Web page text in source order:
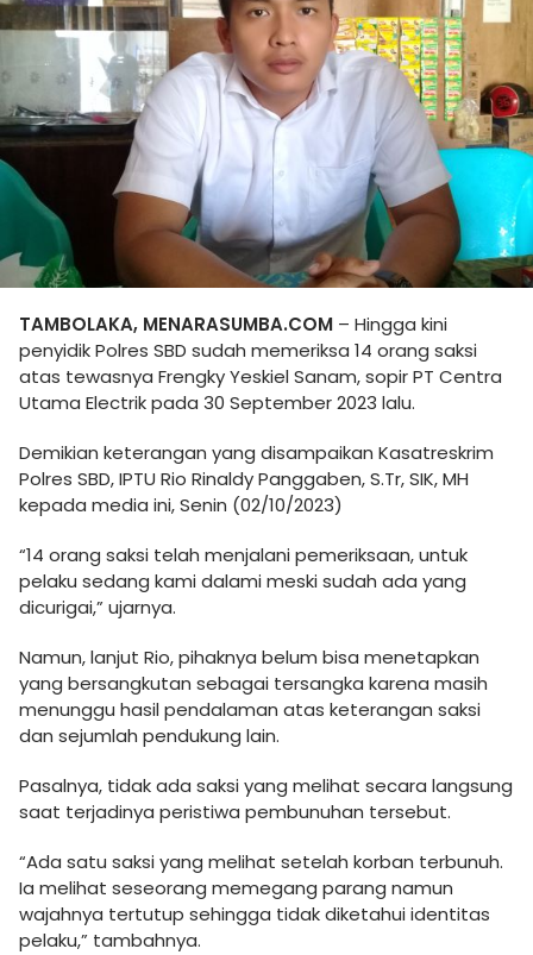
TAMBOLAKA, MENARASUMBA.COM – Hingga kini
penyidik Polres SBD sudah memeriksa 14 orang saksi
atas tewasnya Frengky Yeskiel Sanam, sopir PT Centra
Utama Electrik pada 30 September 2023 lalu.
Demikian keterangan yang disampaikan Kasatreskrim
Polres SBD, IPTU Rio Rinaldy Panggaben, S.Tr, SIK, MH
kepada media ini, Senin (02/10/2023)
“14 orang saksi telah menjalani pemeriksaan, untuk
pelaku sedang kami dalami meski sudah ada yang
dicurigai,” ujarnya.
Namun, lanjut Rio, pihaknya belum bisa menetapkan
yang bersangkutan sebagai tersangka karena masih
menunggu hasil pendalaman atas keterangan saksi
dan sejumlah pendukung lain.
Pasalnya, tidak ada saksi yang melihat secara langsung
saat terjadinya peristiwa pembunuhan tersebut.
“Ada satu saksi yang melihat setelah korban terbunuh.
Ia melihat seseorang memegang parang namun
wajahnya tertutup sehingga tidak diketahui identitas
pelaku,” tambahnya.